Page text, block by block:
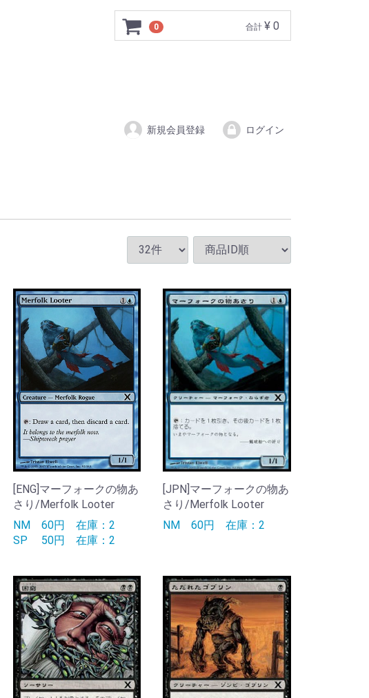
新規会員登録 ログイン
0 合計 ¥ 0
[ENG]マーフォークの物あ
さり/Merfolk Looter
NM 60円 在庫：2
SP
50円 在庫：2
[JPN]マーフォークの物あ
さり/Merfolk Looter
NM60円在庫：2